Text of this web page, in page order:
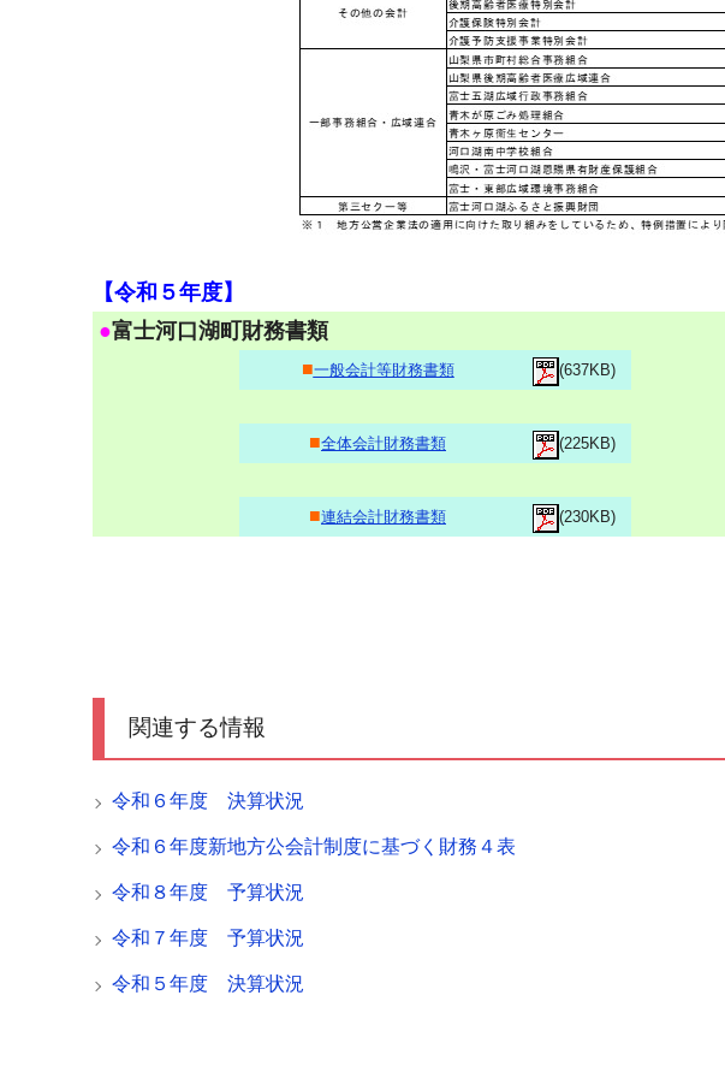
【令和５年度】
●富士河口湖町財務書類
■一般会計等財務書類 (637KB)
■全体会計財務書類 (225KB)
■連結会計財務書類 (230KB)
関連する情報
令和６年度 決算状況
令和６年度新地方公会計制度に基づく財務４表
令和８年度 予算状況
令和７年度 予算状況
令和５年度 決算状況